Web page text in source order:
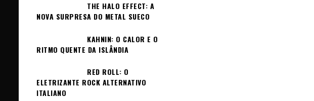
THE HALO EFFECT: A
NOVA SURPRESA DO METAL SUECO
KAHNIN: O CALOR E O
RITMO QUENTE DA ISLÂNDIA
RED ROLL: O
ELETRIZANTE ROCK ALTERNATIVO
ITALIANO